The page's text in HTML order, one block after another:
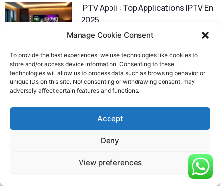
Manage Cookie Consent
To provide the best experiences, we use technologies like cookies to
store and/or access device information. Consenting to these
technologies will allow us to process data such as browsing behavior or
unique IDs on this site. Not consenting or withdrawing consent, may
adversely affect certain features and functions.
Accept
Deny
View preferences
IPTV Appli : Top Applications IPTV En
2025
Atlas TV : Chaînes HD Et VOD
Illimitée